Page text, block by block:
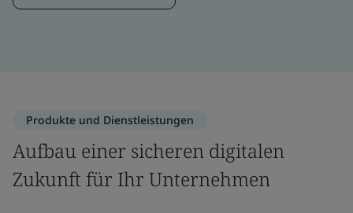
Produkte und Dienstleistungen
Aufbau einer sicheren digitalen
Zukunft für Ihr Unternehmen